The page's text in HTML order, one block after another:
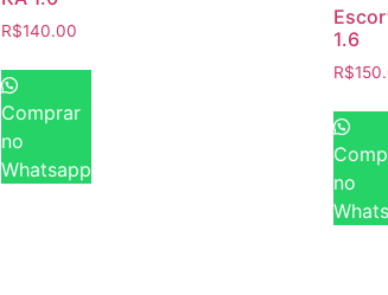
R$140.00
Comprar
no
Whatsapp
1.6
R$
no